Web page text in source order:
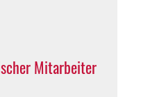
Mitarbeiter